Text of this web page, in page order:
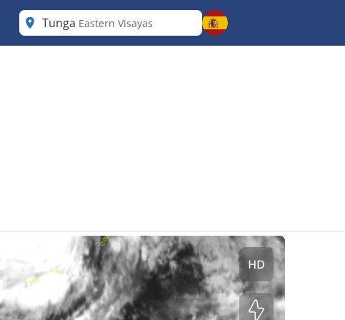
Tunga Eastern Visayas